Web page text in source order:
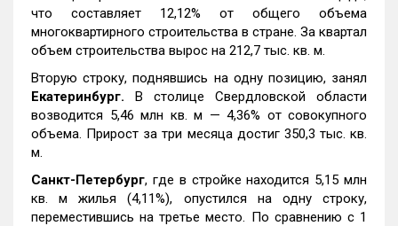
что составляет 12,12% от общего объема
многоквартирного строительства в стране. За квартал
объем строительства вырос на 212,7 тыс. кв. м.
Вторую строку, поднявшись на одну позицию, занял
Екатеринбург. В столице Свердловской области
возводится 5,46 млн кв. м — 4,36% от совокупного
объема. Прирост за три месяца достиг 350,3 тыс. кв.
м.
Санкт-Петербург, где в стройке находится 5,15 млн
кв. м жилья (4,11%), опустился на одну строку,
переместившись на третье место. По сравнению с 1